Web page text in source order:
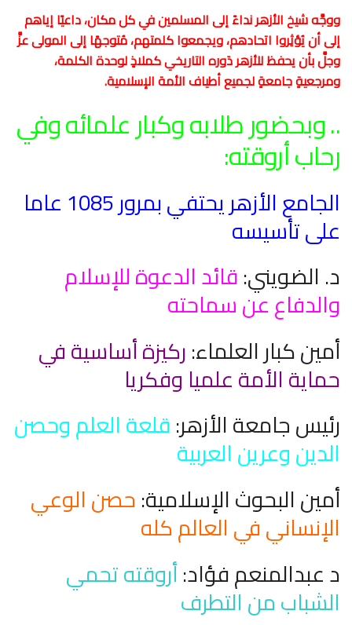
ووجَّه شيخ الأزهر نداءً إلى المسلمين في كل مكان، داعيًا إياهم
إلى أن يُؤثِروا اتحادهم، ويجمعوا كلمتهم، مُتوجهًا إلى المولى عزَّ
وجلَّ بأن يحفظ للأزهر دَوره التاريخي كملاذٍ لوحدة الكلمة،
ومرجعيةٍ جامعةٍ لجميع أطياف الأمة الإسلامية.
.. وبحضور طلابه وكبار علمائه وفي
رحاب أروقته:
الجامع الأزهر يحتفي بمرور 1085 عاما
على تأسيسه
د. الضويني:قائد الدعوة للإسلام
والدفاع عن سماحته
أمين كبار العلماء:ركيزة أساسية في
حماية الأمة علميا وفكريا
رئيس جامعة الأزهر:قلعة العلم وحصن
الدين وعرين العربية
أمين البحوث الإسلامية:حصن الوعي
الإنساني في العالم كله
د عبدالمنعم فؤاد:أروقته تحمي
الشباب من التطرف